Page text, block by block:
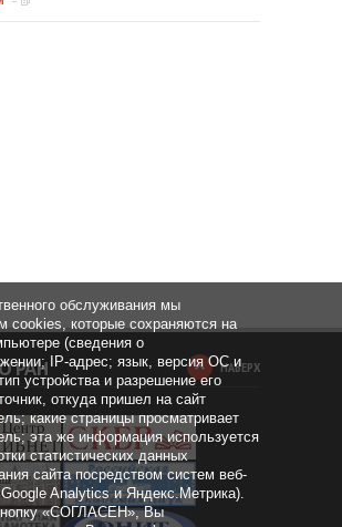
НАВЕРХ
обслуживания мы
cookies, которые сохраняются на
(сведения о
IP-адрес; язык, версия ОС и
устройства и разрешение его
откуда пришел на сайт
какие страницы просматривает
эта же информация используется
статистических данных
сайта посредством систем веб-
Analytics и Яндекс.Метрика).
«СОГЛАСЕН», Вы